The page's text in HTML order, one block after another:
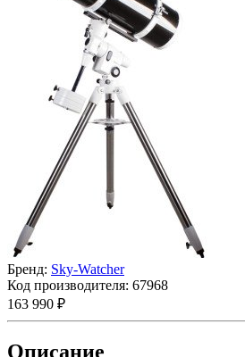
Бренд: Sky-Watcher
Код производителя: 67968
163 990 ₽
Описание